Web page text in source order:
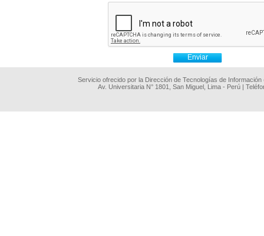
Servicio ofrecido por la Dirección de Tecnologías de
Av. Universitaria N° 1801, San Miguel, Lima - Perú |